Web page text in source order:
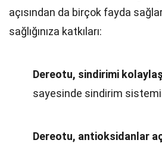
açısından da birçok fayda
sağlığınıza katkıları:
Dereotu, sindirimi
sayesinde sindirim
Dereotu, antioksidanlar